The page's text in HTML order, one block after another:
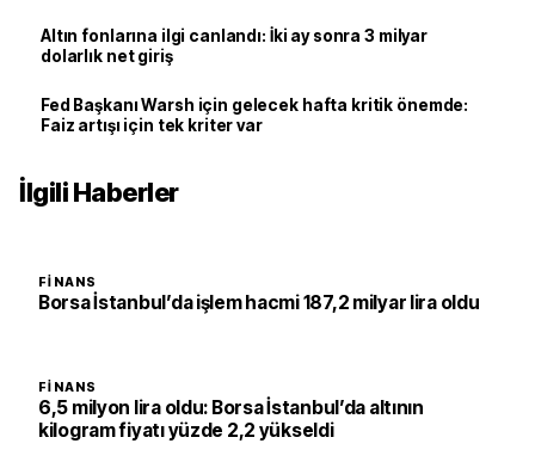
Altın fonlarına ilgi canlandı: İki ay sonra 3 milyar
dolarlık net giriş
Fed Başkanı Warsh için gelecek hafta kritik önemde:
Faiz artışı için tek kriter var
İlgili Haberler
FINANS
Borsa İstanbul’da işlem hacmi 187,2 milyar lira oldu
FINANS
6,5 milyon lira oldu: Borsa İstanbul’da altının
kilogram fiyatı yüzde 2,2 yükseldi